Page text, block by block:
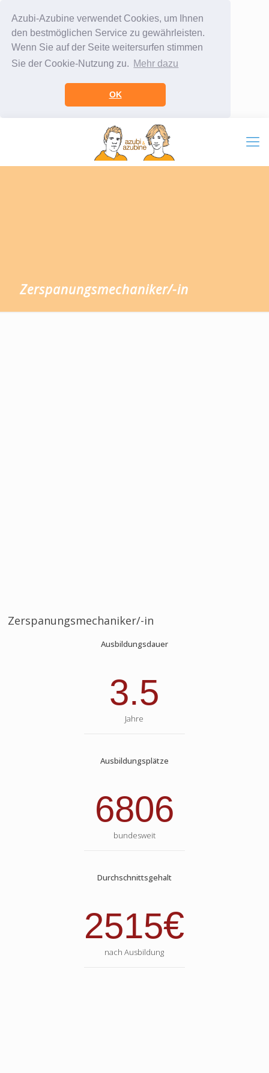
Azubi-Azubine verwendet Cookies, um Ihnen
den bestmöglichen Service zu gewährleisten.
Wenn Sie auf der Seite weitersurfen stimmen
Sie der Cookie-Nutzung zu. Mehr dazu
OK
Zerspanungsmechaniker/-in
Zerspanungsmechaniker/-in
Ausbildungsdauer
3.5
Jahre
Ausbildungsplätze
6806
bundesweit
Durchschnittsgehalt
2515€
nach Ausbildung